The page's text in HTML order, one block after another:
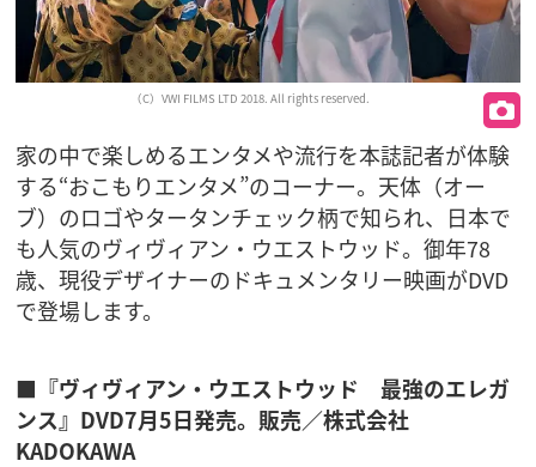
（C）VWI FILMS LTD 2018. All rights reserved.
家の中で楽しめるエンタメや流行を本誌記者が体験
する“おこもりエンタメ”のコーナー。天体（オー
ブ）のロゴやタータンチェック柄で知られ、日本で
も人気のヴィヴィアン・ウエストウッド。御年78
歳、現役デザイナーのドキュメンタリー映画がDVD
で登場します。
■『ヴィヴィアン・ウエストウッド 最強のエレガ
ンス』DVD7月5日発売。販売／株式会社
KADOKAWA